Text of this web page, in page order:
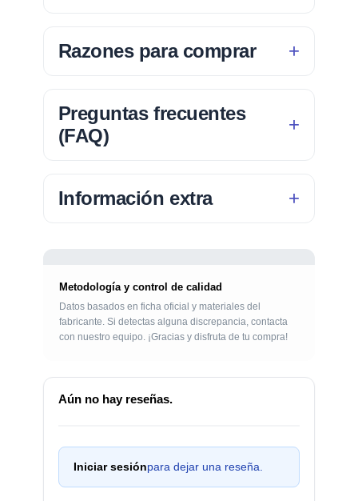
Razones para comprar
Preguntas frecuentes
(FAQ)
Información extra
Metodología y control de calidad
Datos basados en ficha oficial y materiales del
fabricante. Si detectas alguna discrepancia, contacta
con nuestro equipo. ¡Gracias y disfruta de tu compra!
Aún no hay reseñas.
Iniciar sesiónpara dejar una reseña.